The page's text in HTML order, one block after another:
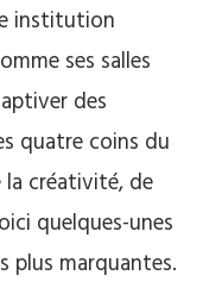
institution
ses salles
des
quatre coins du
la créativité, de
quelques-unes
plus marquantes.